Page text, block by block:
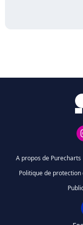
A propos de Purecharts
Politique de protection